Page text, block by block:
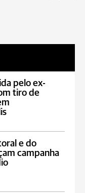
pelo ex-
tiro de
e do
campanha